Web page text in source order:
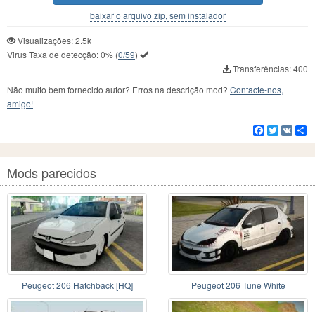
baixar o arquivo zip, sem instalador
Visualizações: 2.5k
Virus Taxa de detecção:0% (0/59)
Transferências: 400
Não muito bem fornecido autor? Erros na descrição mod? Contacte-nos,
amigo!
Facebook
Twitter
VK
Mods parecidos
Peugeot 206 Hatchback [HQ] Peugeot 206 Tune White